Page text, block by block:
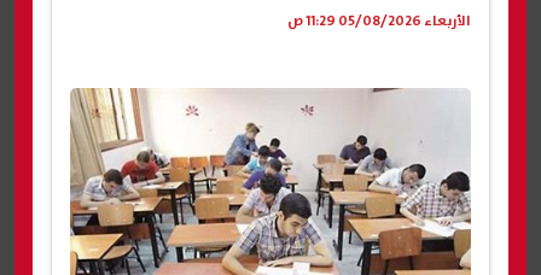
الأربعاء 05/08/2026 11:29 ص